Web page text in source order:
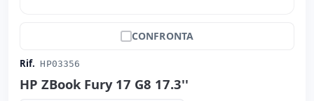
CONFRONTA
Rif. HP03356
HP ZBook Fury 17 G8 17.3''